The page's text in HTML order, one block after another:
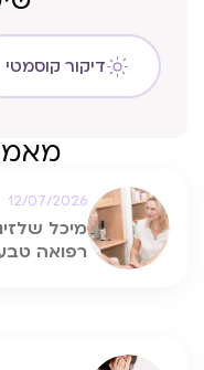
דיקור קוסמטי
מיכל
רפואה
12/07/2026